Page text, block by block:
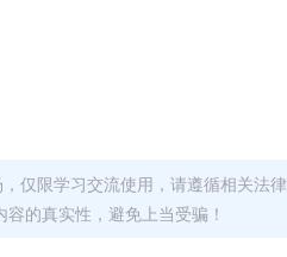
仅限学习交流使用，请遵循相关法
的真实性，避免上当受骗！